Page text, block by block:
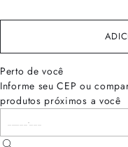
Perto de você
Informe seu CEP ou
produtos próximos a você